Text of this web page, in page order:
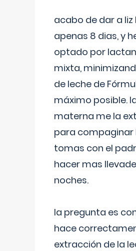
acabo de dar a liz
apenas 8 dias, y
optado por
mixta,
de leche de
máximo posible.
materna me la
para compaginar
tomas con el
hacer mas
noches.
la pregunta es
hace
extracción de la